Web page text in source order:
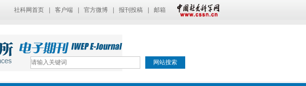
社科网首页 客户端 官方微博 报刊投稿 邮箱